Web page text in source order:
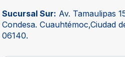
Sucursal Sur: Av. Tamaulipas
Condesa. Cuauhtémoc,Ciudad
06140.